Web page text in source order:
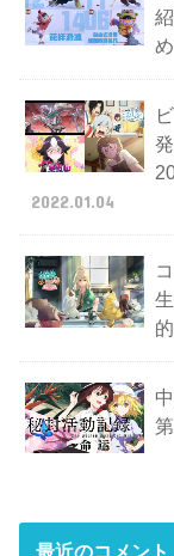
2022.01.04